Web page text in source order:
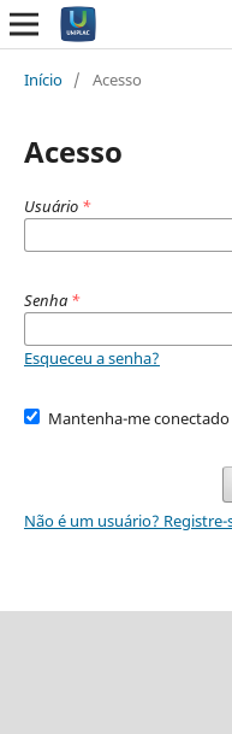
Início / Acesso
Acesso
Usuário *
Senha *
Esqueceu a senha?
Mantenha-me conectado
Não é um usuário? Registre-